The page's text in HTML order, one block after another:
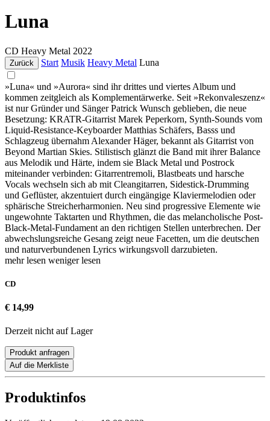
Luna
CD Heavy Metal 2022
Zurück Start Musik Heavy Metal Luna
»Luna« und »Aurora« sind ihr drittes und viertes Album und
kommen zeitgleich als Komplementärwerke. Seit »Rekonvaleszenz«
ist nur Gründer und Sänger Patrick Wunsch geblieben, die neue
Besetzung: KRATR-Gitarrist Marek Peperkorn, Synth-Sounds vom
Liquid-Resistance-Keyboarder Matthias Schäfers, Basss und
Schlagzeug übernahm Alexander Häger, bekannt als Gitarrist von
Beyond Martian Skies. Stilistisch glänzt die Band mit ihrer Balance
aus Melodik und Härte, indem sie Black Metal und Postrock
miteinander verbinden: Gitarrentremoli, Blastbeats und harsche
Vocals wechseln sich ab mit Cleangitarren, Sidestick-Drumming
und Geflüster, akzentuiert durch eingängige Klaviermelodien oder
sphärische Streicherharmonien. Neu sind progressive Elemente wie
ungewohnte Taktarten und Rhythmen, die das melancholische Post-
Black-Metal-Fundament an den richtigen Stellen unterbrechen. Der
abwechslungsreiche Gesang zeigt neue Facetten, um die deutschen
und naturverbundenen Lyrics wirkungsvoll darzubieten.
mehr lesen weniger lesen
CD
€ 14,99
Derzeit nicht auf Lager
Produkt anfragen
Auf die Merkliste
Produktinfos